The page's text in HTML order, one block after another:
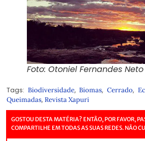
Foto: Otoniel Fernandes Neto
Tags: Biodiversidade,Biomas,Cerrado,
Queimadas, Revista Xapuri
GOSTOU DESTA MATÉRIA? ENTÃO, POR FAVOR,
COMPARTILHE EM TODAS AS SUAS REDES. NÃO